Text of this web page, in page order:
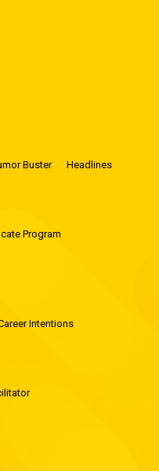
Buster Headlines
Program
Intentions